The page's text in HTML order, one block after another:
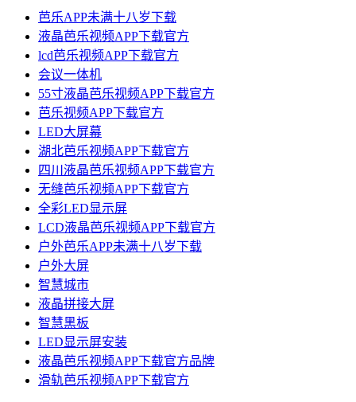
芭乐APP未满十八岁下载
液晶芭乐视频APP下载官方
lcd芭乐视频APP下载官方
会议一体机
55寸液晶芭乐视频APP下载官方
芭乐视频APP下载官方
LED大屏幕
湖北芭乐视频APP下载官方
四川液晶芭乐视频APP下载官方
无缝芭乐视频APP下载官方
全彩LED显示屏
LCD液晶芭乐视频APP下载官方
户外芭乐APP未满十八岁下载
户外大屏
智慧城市
液晶拼接大屏
智慧黑板
LED显示屏安装
液晶芭乐视频APP下载官方品牌
滑轨芭乐视频APP下载官方